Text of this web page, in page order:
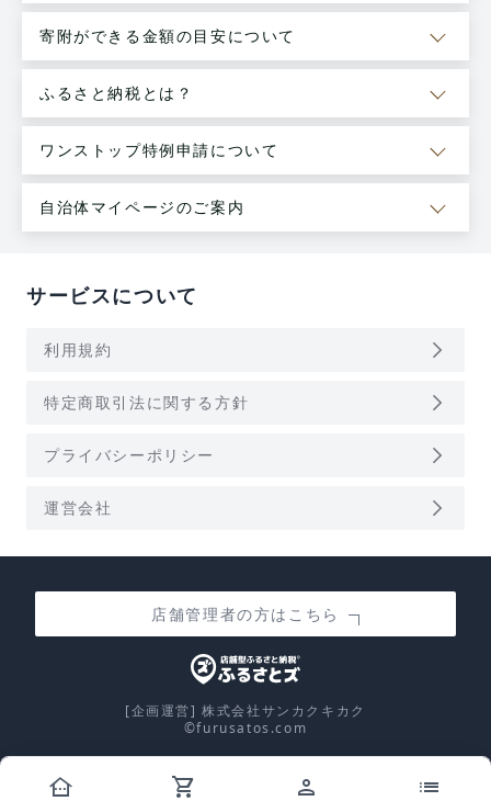
寄附ができる金額の目安について
ふるさと納税とは？
ワンストップ特例申請について
自治体マイページのご案内
サービスについて
利用規約 arrow_forward_ios
特定商取引法に関する方針 arrow_forward_ios
プライバシーポリシー arrow_forward_ios
運営会社 arrow_forward_ios
店舗管理者の方はこちら
[企画運営] 株式会社サンカクキカク
©furusatos.com
other_houses shopping_cart person list